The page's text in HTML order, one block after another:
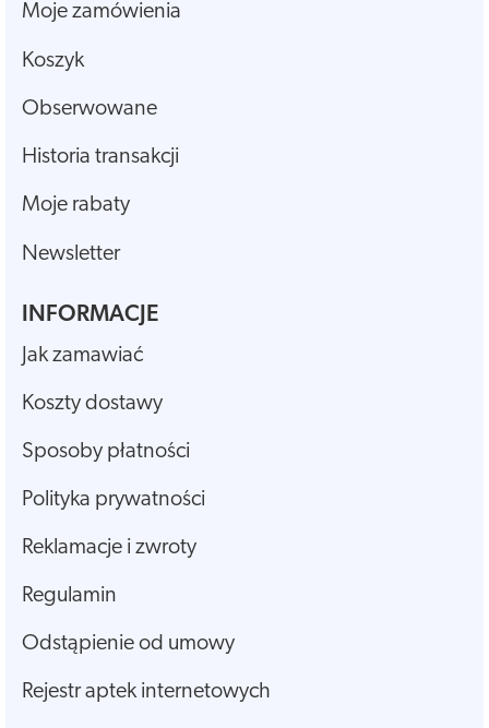
Moje zamówienia
Koszyk
Obserwowane
Historia transakcji
Moje rabaty
Newsletter
INFORMACJE
Jak zamawiać
Koszty dostawy
Sposoby płatności
Polityka prywatności
Reklamacje i zwroty
Regulamin
Odstąpienie od umowy
Rejestr aptek internetowych